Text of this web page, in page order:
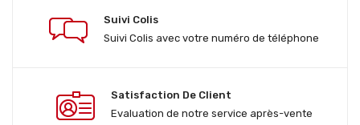
Suivi Colis
Suivi Colis avec votre numéro de téléphone
Satisfaction De Client
Evaluation de notre service après-vente